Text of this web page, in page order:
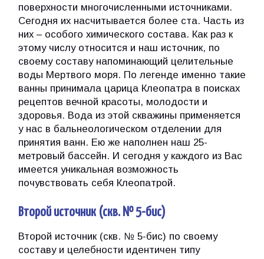
поверхности многочисленными источниками.
Сегодня их насчитывается более ста. Часть из
них – особого химического состава. Как раз к
этому числу относится и наш источник, по
своему составу напоминающий целительные
воды Мертвого моря. По легенде именно такие
ванны принимала царица Клеопатра в поисках
рецептов вечной красоты, молодости и
здоровья. Вода из этой скважины применяется
у нас в бальнеологическом отделении для
принятия ванн. Ею же наполнен наш 25-
метровый бассейн. И сегодня у каждого из Вас
имеется уникальная возможность
почувствовать себя Клеопатрой.
Второй источник (скв. № 5-бис)
Второй источник (скв. № 5-бис) по своему
составу и целебности идентичен типу